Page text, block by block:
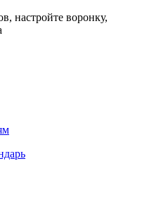
настройте воронку,